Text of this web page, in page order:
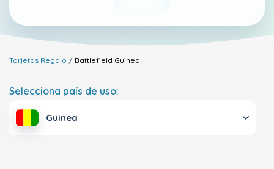
Tarjetas Regalo Battlefield Guinea
Selecciona país de uso:
Guinea